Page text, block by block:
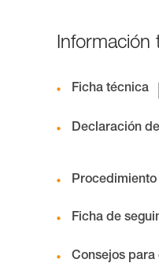
Información
Ficha técnica
Declaración
Ficha de
Consejos